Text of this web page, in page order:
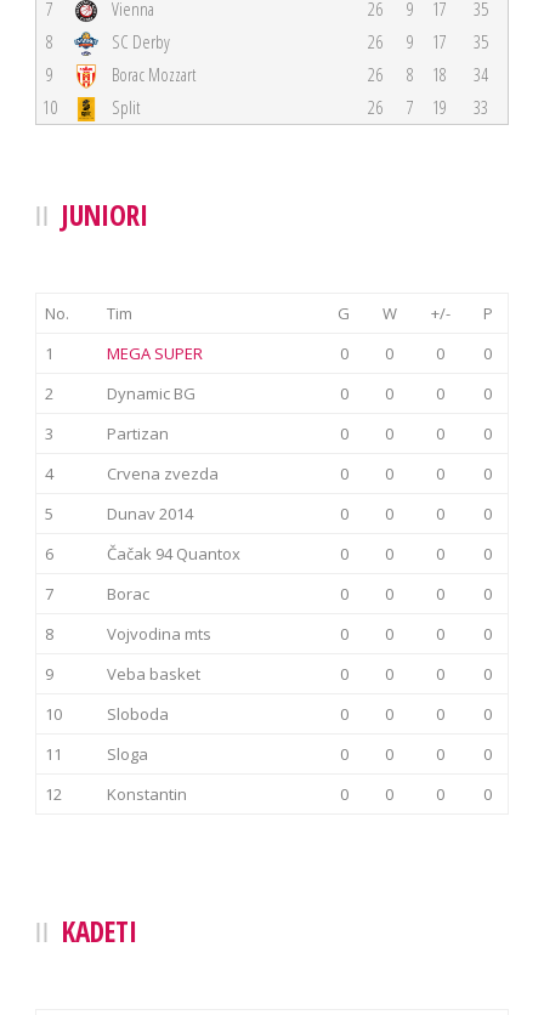
7 Vienna 26 9 17
35
8
SC Derby 26 9 17
35
9
Borac Mozzart 26 8 18
34
10
Split 26 7 19 33
JUNIORI
No. Tim G W +/-
P
1
MEGA SUPER 0 0 0
0
2
Dynamic BG 0 0 0
0
3
Partizan 0 0 0
0
4
Crvena zvezda 0 0 0
0
5
Dunav 2014 0 0 0
0
6
Čačak 94 Quantox 0 0 0
0
7
Borac 0 0 0
0
8
Vojvodina mts 0 0 0
0
9
Veba basket 0 0 0
0
10
Sloboda 0 0 0
0
11
Sloga 0 0 0
0
12
Konstantin 0 0 0 0
KADETI